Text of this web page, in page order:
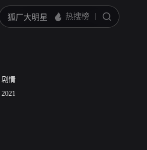
剧情
罗伯特·席安
2021